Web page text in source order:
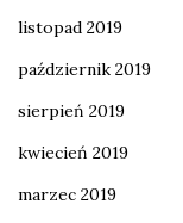
listopad 2019
październik 2019
sierpień 2019
kwiecień 2019
marzec 2019